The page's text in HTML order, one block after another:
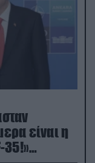
είναι η
35!»